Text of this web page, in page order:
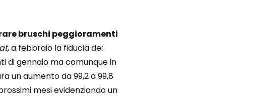
bruschi peggioramenti
, a febbraio la fiducia dei
di gennaio ma comunque in
un aumento da 99,2 a 99,8
mesi evidenziando un